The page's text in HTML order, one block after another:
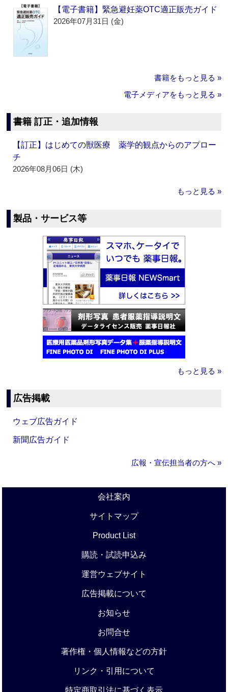
【電子書籍】緊急避妊薬OTC適正販売ガイド
2026年07月31日 (金)
書籍をもっと見る »
電子メディアをもっと見る »
書籍 訂正・追加情報
【訂正】はじめての獣医療 薬学的観点からのアプロー
チ
2026年08月06日 (木)
もっと見る »
製品・サービス等
もっと見る »
広告掲載
ウェブ広告ガイド
新聞広告ガイド
広報・宣伝担当者の方へ »
会社案内
サイトマップ
Product List
購読・試読申込み
運営ウェブサイト
広告掲載について
お知らせ
お問合せ
著作権・個人情報などの方針
リンク・引用について